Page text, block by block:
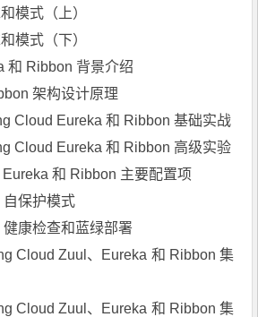
模式（上）
模式（下）
和 Ribbon 背景介绍
架构设计原理
Cloud Eureka 和 Ribbon 基础实战
Cloud Eureka 和 Ribbon 高级实验
和 Ribbon 主要配置项
自保护模式
康检查和蓝绿部署
Cloud Zuul、Eureka 和 Ribbon 集
Cloud Zuul、Eureka 和 Ribbon 集